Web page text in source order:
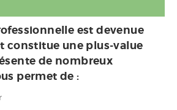
est devenue
constitue une plus-value
de nombreux
permet de :